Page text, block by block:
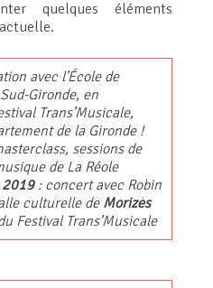
quelques éléments
avec l’École de
Gironde, en
Trans’Musicale,
de la Gironde !
sessions de
de La Réole
2019: concert avec Robin
culturelle de Morizès
Festival Trans’Musicale